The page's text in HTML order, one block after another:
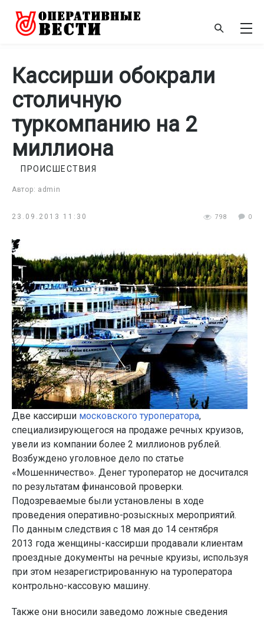
Кассирши обокрали
столичную
туркомпанию на 2
миллиона
Автор: admin
ПРОИСШЕСТВИЯ
23.09.2013 11:30 798 0
Две кассирши московского туроператора,
специализирующегося на продаже речных круизов,
увели из компании более 2 миллионов рублей.
Возбуждено уголовное дело по статье
«Мошенничество». Денег туроператор не досчитался
по результатам финансовой проверки.
Подозреваемые были установлены в ходе
проведения оперативно-розыскных мероприятий.
По данным следствия с 18 мая до 14 сентября
2013 года женщины-кассирши продавали клиентам
проездные документы на речные круизы, используя
при этом незарегистрированную на туроператора
контрольно-кассовую машину.
Также они вносили заведомо ложные сведения